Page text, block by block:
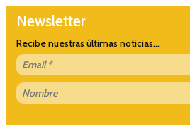
Newsletter
Recibe nuestras últimas noticias...